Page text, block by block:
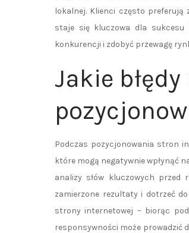
lokalnej. Klienci często preferują
staje się kluczowa dla sukcesu
konkurencji i zdobyć przewagę
Jakie
Podczas pozycjonowania stron
które mogą negatywnie wpłynąć
analizy słów kluczowych przed
zamierzone rezultaty i dotrzeć
strony internetowej – biorąc
responsywności może prowadzić